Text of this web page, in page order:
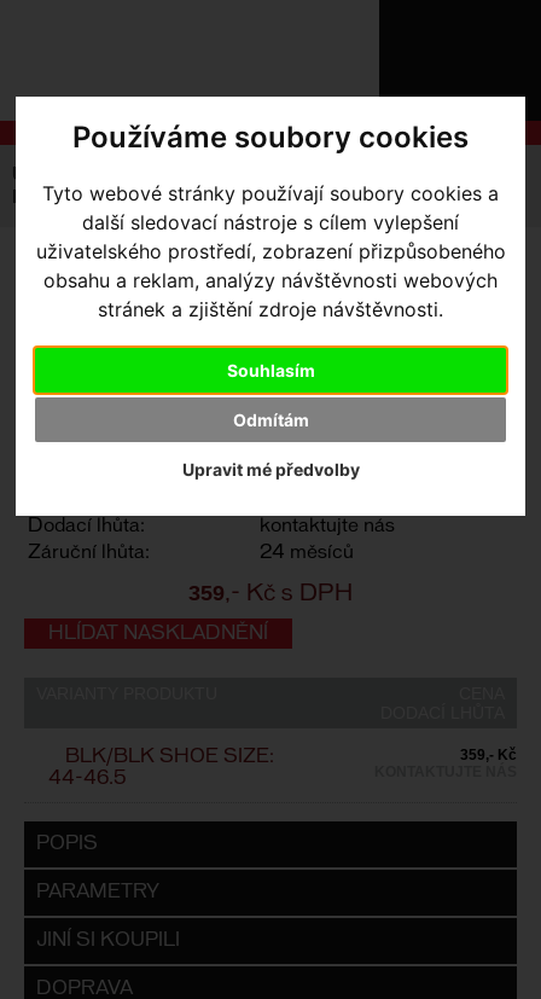
Používáme soubory cookies
Tyto webové stránky používají soubory cookies a
další sledovací nástroje s cílem vylepšení
uživatelského prostředí, zobrazení přizpůsobeného
obsahu a reklam, analýzy návštěvnosti webových
stránek a zjištění zdroje návštěvnosti.
Souhlasím
Odmítám
Upravit mé předvolby
O
NÁKUPU
SLUŽBY
Úvodní strana
Doplňky
SL2 Replaceable Heel Tread
SL2 REPLACEABLE HEEL
TREAD- BLK/BLK SHOE
SIZE: 36-43.5
Výrobce:
Specialized
Dodací lhůta:
kontaktujte nás
Záruční lhůta:
24 měsíců
359,- Kč s DPH
HLÍDAT NASKLADNĚNÍ
BLK/BLK SHOE SIZE:
44-46.5
359,- Kč
POPIS
PARAMETRY
JINÍ SI KOUPILI
DOPRAVA